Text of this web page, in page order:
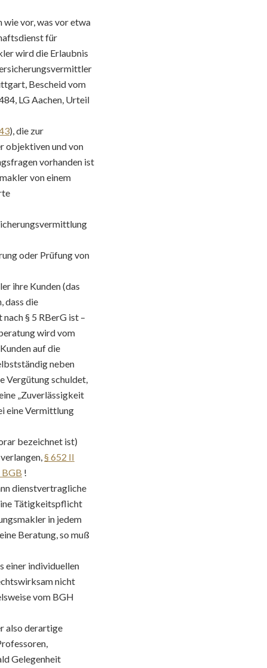
vor, was vor etwa
für
wird die Erlaubnis
Bescheid vom
LG Aachen, Urteil
), die zur
objektiven und von
vorhanden ist
von einem
oder Prüfung von
ihre Kunden (das
dass die
§ 5 RBerG ist –
wird vom
auf die
neben
Vergütung schuldet,
„Zuverlässigkeit
eine Vermittlung
bezeichnet ist)
§ 652 II
BGB !
dienstvertragliche
Tätigkeitspflicht
in jedem
Beratung, so muß
einer individuellen
nicht
vom BGH
also derartige
Gelegenheit